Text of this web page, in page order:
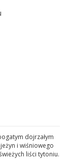
dojrzałym
i wiśniowego
liści tytoniu.